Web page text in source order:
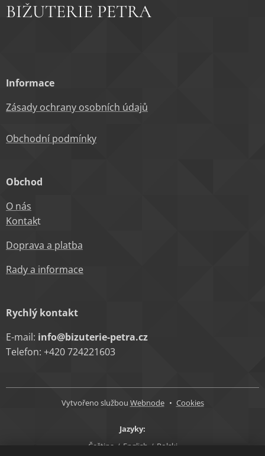
BIŽUTERIE PETRA
Informace
Zásady ochrany osobních údajů
Obchodní podmínky
Obchod
O nás
Kontakt
Doprava a platba
Rady a informace
Rychlý kontakt
E-mail: info@bizuterie-petra.cz
Telefon: +420 724221603
Vytvořeno službou Webnode Cookies
Jazyky
Čeština
English Polski